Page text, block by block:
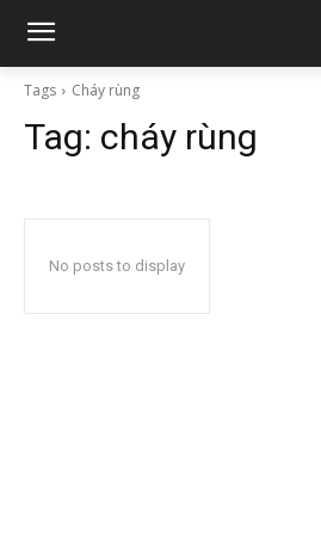
Tags Cháy rùng
Tag: cháy rùng
No posts to display